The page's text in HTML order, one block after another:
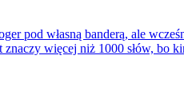
pod własną banderą, ale
więcej niż 1000 słów, bo